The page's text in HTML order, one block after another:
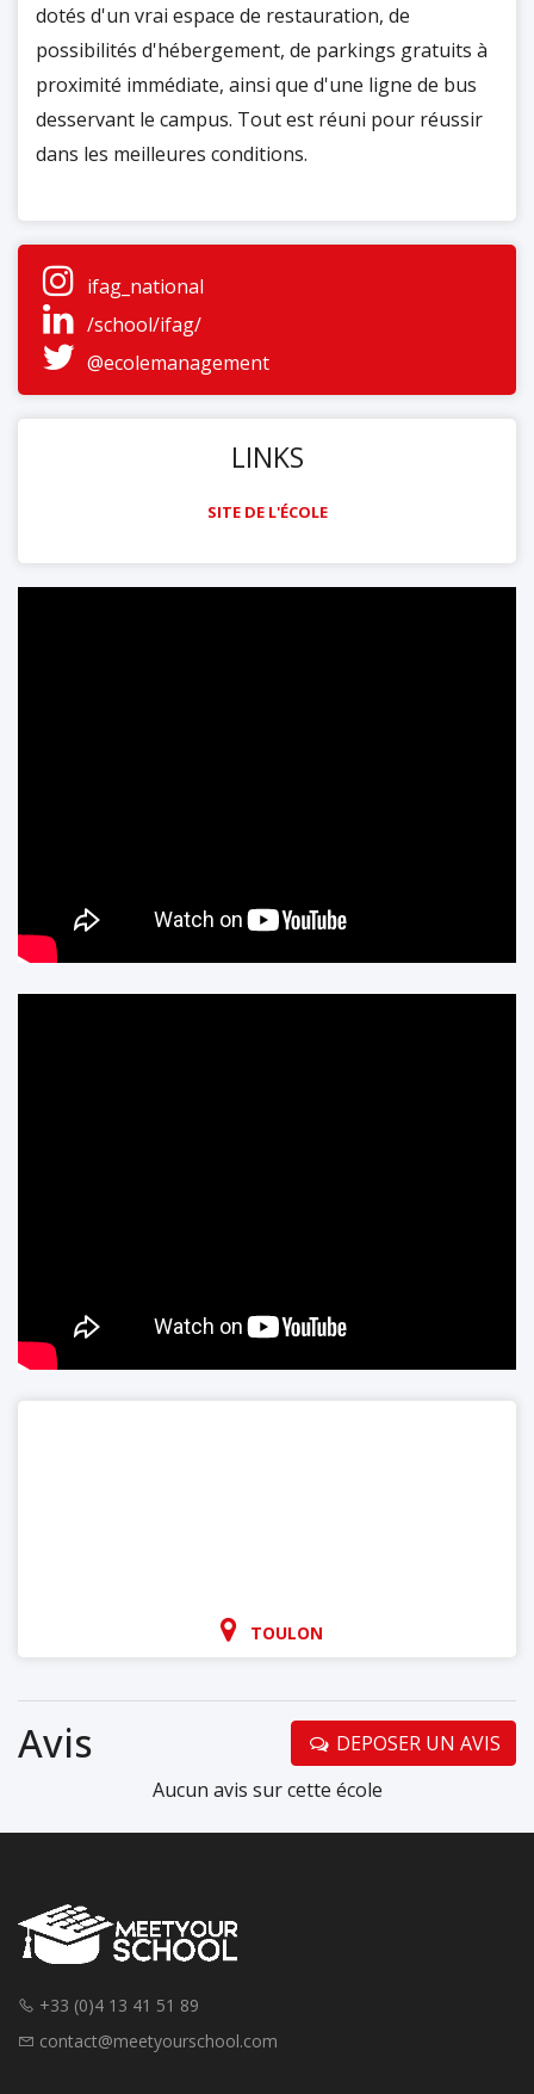
dotés d'un vrai espace de restauration, de
possibilités d'hébergement, de parkings gratuits à
proximité immédiate, ainsi que d'une ligne de bus
desservant le campus. Tout est réuni pour réussir
dans les meilleures conditions.
ifag_national
/school/ifag/
@ecolemanagement
LINKS
SITE DE L'ÉCOLE
TOULON
Avis
DEPOSER UN AVIS
Aucun avis sur cette école
+33 (0)4 13 41 51 89
contact@meetyourschool.com